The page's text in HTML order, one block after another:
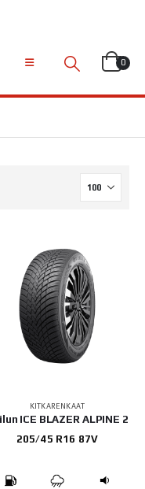
0
KITKARENKAAT
ICE BLAZER ALPINE 2
205/45 R16 87V